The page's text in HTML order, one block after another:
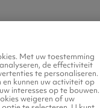
Met uw toestemming
de effectiviteit
te personaliseren.
kunnen uw activiteit op
interesses op te bouwen.
weigeren of uw